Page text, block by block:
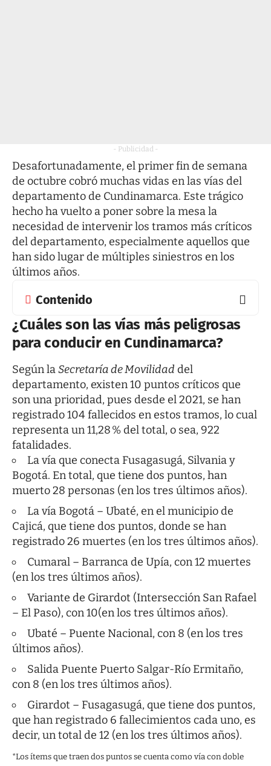
- Publicidad -
Desafortunadamente, el primer fin de semana
de octubre cobró muchas vidas en las vías del
departamento de Cundinamarca. Este trágico
hecho ha vuelto a poner sobre la mesa la
necesidad de intervenir los tramos más críticos
del departamento, especialmente aquellos que
han sido lugar de múltiples siniestros en los
últimos años.
Contenido
¿Cuáles son las vías más peligrosas
para conducir en Cundinamarca?
Según laSecretaría de Movilidad del
departamento, existen 10 puntos críticos que
son una prioridad, pues desde el 2021, se han
registrado 104 fallecidos en estos tramos, lo cual
representa un 11,28 % del total, o sea, 922
fatalidades.
La vía que conecta Fusagasugá, Silvania y
Bogotá. En total, que tiene dos puntos, han
muerto 28 personas (en los tres últimos años).
La vía Bogotá – Ubaté, en el municipio de
Cajicá, que tiene dos puntos, donde se han
registrado 26 muertes (en los tres últimos años).
Cumaral – Barranca de Upía, con 12 muertes
(en los tres últimos años).
Variante de Girardot (Intersección San Rafael
– El Paso), con 10(en los tres últimos años).
Ubaté – Puente Nacional, con 8 (en los tres
últimos años).
Salida Puente Puerto Salgar-Río Ermitaño,
con 8 (en los tres últimos años).
Girardot – Fusagasugá, que tiene dos puntos,
que han registrado 6 fallecimientos cada uno, es
decir, un total de 12 (en los tres últimos años).
*Los ítems que traen dos puntos se cuenta como vía con doble